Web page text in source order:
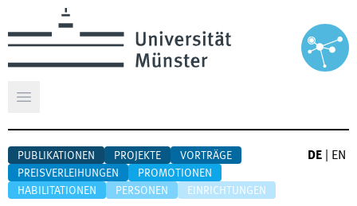
Hauptmenü öffnen
PUBLIKATIONEN PROJEKTE
VORTRÄGE
PREISVERLEIHUNGEN
PROMOTIONEN
HABILITATIONEN
PERSONEN EINRICHTUNGEN
DE EN